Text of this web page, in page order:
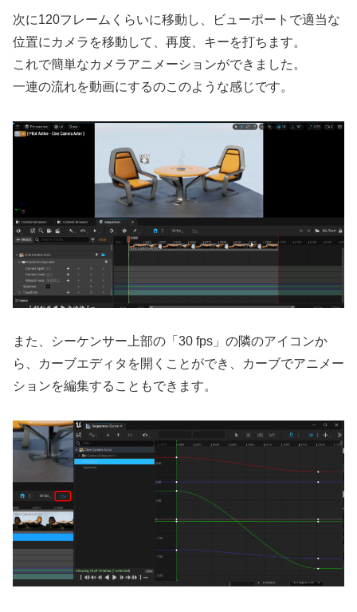
次に120フレームくらいに移動し、ビューポートで適当な
位置にカメラを移動して、再度、キーを打ちます。
これで簡単なカメラアニメーションができました。
一連の流れを動画にするのこのような感じです。
また、シーケンサー上部の「30 fps」の隣のアイコンか
ら、カーブエディタを開くことができ、カーブでアニメー
ションを編集することもできます。